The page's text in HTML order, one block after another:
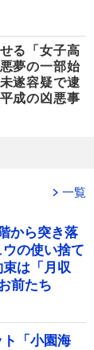
る「女子高
夢の一部始
遂容疑で逮
成の凶悪事
一覧
から突き落
の使い捨て
は「月収
前たち
ト「小園海